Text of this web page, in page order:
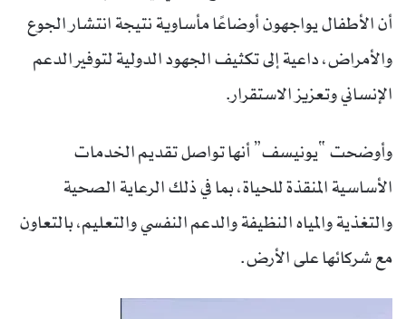
أن الأطفال يواجهون أوضاعًا مأساوية نتيجة انتشار الجوع
والأمراض، داعية إلى تكثيف الجهود الدولية لتوفير الدعم
الإنساني وتعزيز الاستقرار.
وأوضحت “يونيسف” أنها تواصل تقديم الخدمات
الأساسية المنقذة للحياة، بما في ذلك الرعاية الصحية
والتغذية والمياه النظيفة والدعم النفسي والتعليم، بالتعاون
مع شركائها على الأرض.